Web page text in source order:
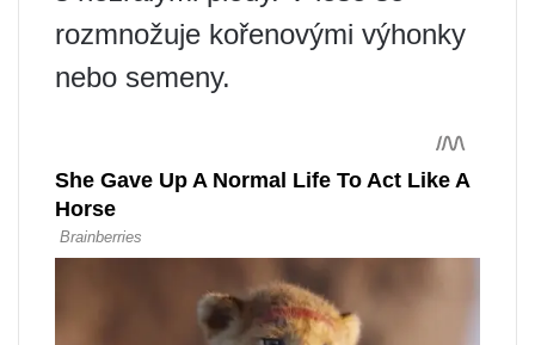
rozmnožuje kořenovými výhonky
nebo semeny.